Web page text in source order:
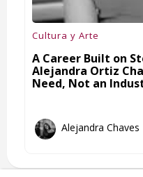
Cultura y Arte
A Career Built on
Alejandra Ortiz
Need, Not an
Alejandra Chaves